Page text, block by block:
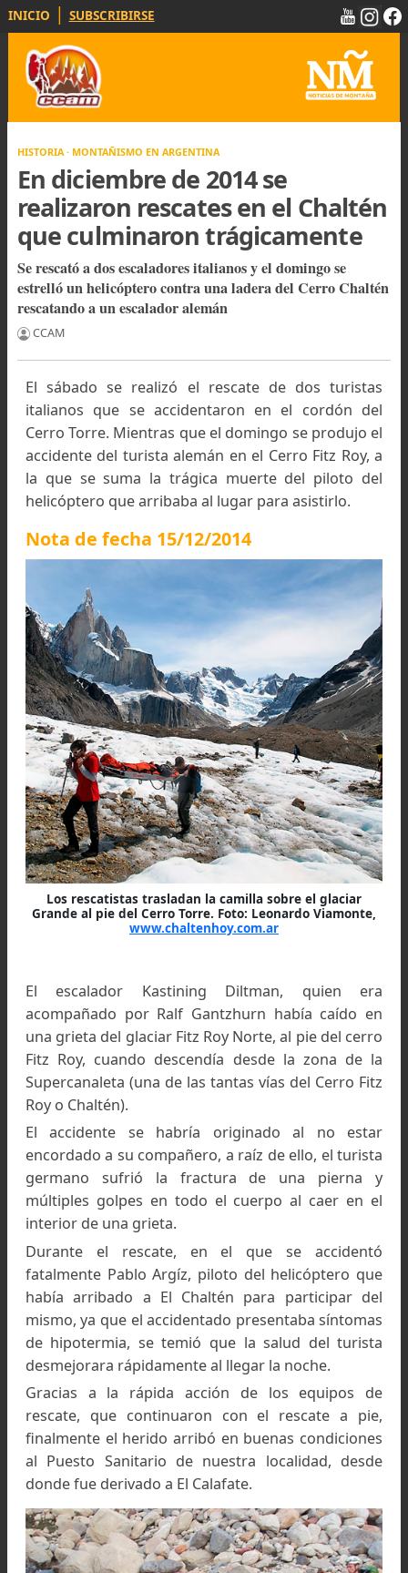
INICIO | SUBSCRIBIRSE
HISTORIA · MONTAÑISMO EN ARGENTINA
En diciembre de 2014 se
realizaron rescates en el
que culminaron trágicamente
Se rescató a dos escaladores italianos y el domingo se
estrelló un helicóptero contra una ladera del Cerro
rescatando a un escalador alemán
El sábado se realizó el rescate de dos
italianos que se accidentaron en el cordón
Cerro Torre. Mientras que el domingo se
accidente del turista alemán en el Cerro Fitz
la que se suma la trágica muerte del piloto
helicóptero que arribaba al lugar para asistirlo.
Nota de fecha 15/12/2014
Los rescatistas trasladan la camilla sobre el glaciar
Grande al pie del Cerro Torre. Foto: Leonardo
www.chaltenhoy.com.ar
El escalador Kastining Diltman, quien
acompañado por Ralf Gantzhurn había caído
una grieta del glaciar Fitz Roy Norte, al pie del
Fitz Roy, cuando descendía desde la zona
Supercanaleta (una de las tantas vías del Cerro
Roy o Chaltén).
El accidente se habría originado al no
encordado a su compañero, a raíz de ello, el
germano sufrió la fractura de una
múltiples golpes en todo el cuerpo al caer
interior de una grieta.
Durante el rescate, en el que se
fatalmente Pablo Argíz, piloto del helicóptero
había arribado a El Chaltén para participar
mismo, ya que el accidentado presentaba
de hipotermia, se temió que la salud del
desmejorara rápidamente al llegar la noche.
Gracias a la rápida acción de los equipos